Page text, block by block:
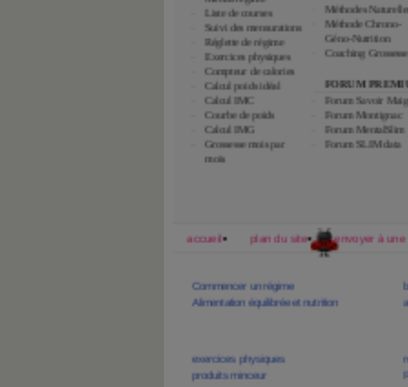
Menus régime
Liste de courses
Suivi des mensurations
Réglette de régime
Exercices physiques
Compteur de calories
Calcul poids idéal
Calcul IMC
Courbe de poids
Calcul IMG
Grossesse mois par
Méthode Slim Data
Méthodes
Méthode Chrono-
Géno-Nutrition
FORUM
Forum Savoir
Forum Montignac
Forum MentalSlim
envoyer à une
Forum minceur
Commencer un régime
Minceur
exercices physiques